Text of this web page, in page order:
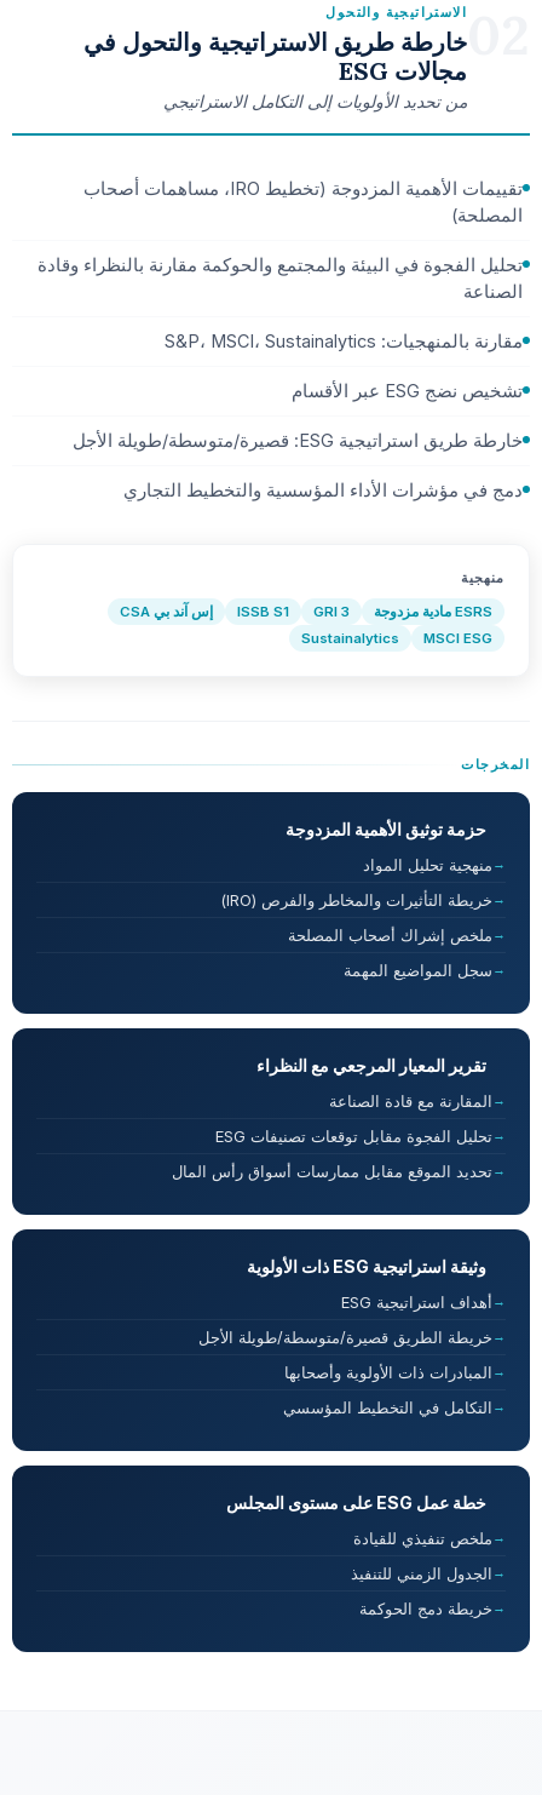
الاستراتيجية والتحول
خارطة طريق الاستراتيجية والتحول في
مجالات ESG
من تحديد الأولويات إلى التكامل الاستراتيجي
تقييمات الأهمية المزدوجة (تخطيط IRO، مساهمات أصحاب
المصلحة)
تحليل الفجوة في البيئة والمجتمع والحوكمة مقارنة بالنظراء وقادة
الصناعة
مقارنة بالمنهجيات: S&P، MSCI، Sustainalytics
تشخيص نضج ESG عبر الأقسام
خارطة طريق استراتيجية ESG: قصيرة/متوسطة/طويلة الأجل
دمج في مؤشرات الأداء المؤسسية والتخطيط التجاري
منهجية
ESRS مادية مزدوجة
GRI 3
ISSB S1
إس آند بي CSA
MSCI ESG
Sustainalytics
المخرجات
حزمة توثيق الأهمية المزدوجة
منهجية تحليل المواد
خريطة التأثيرات والمخاطر والفرص (IRO)
ملخص إشراك أصحاب المصلحة
سجل المواضيع المهمة
تقرير المعيار المرجعي مع النظراء
المقارنة مع قادة الصناعة
تحليل الفجوة مقابل توقعات تصنيفات ESG
تحديد الموقع مقابل ممارسات أسواق رأس المال
وثيقة استراتيجية ESG ذات الأولوية
أهداف استراتيجية ESG
خريطة الطريق قصيرة/متوسطة/طويلة الأجل
المبادرات ذات الأولوية وأصحابها
التكامل في التخطيط المؤسسي
خطة عمل ESG على مستوى المجلس
ملخص تنفيذي للقيادة
الجدول الزمني للتنفيذ
خريطة دمج الحوكمة